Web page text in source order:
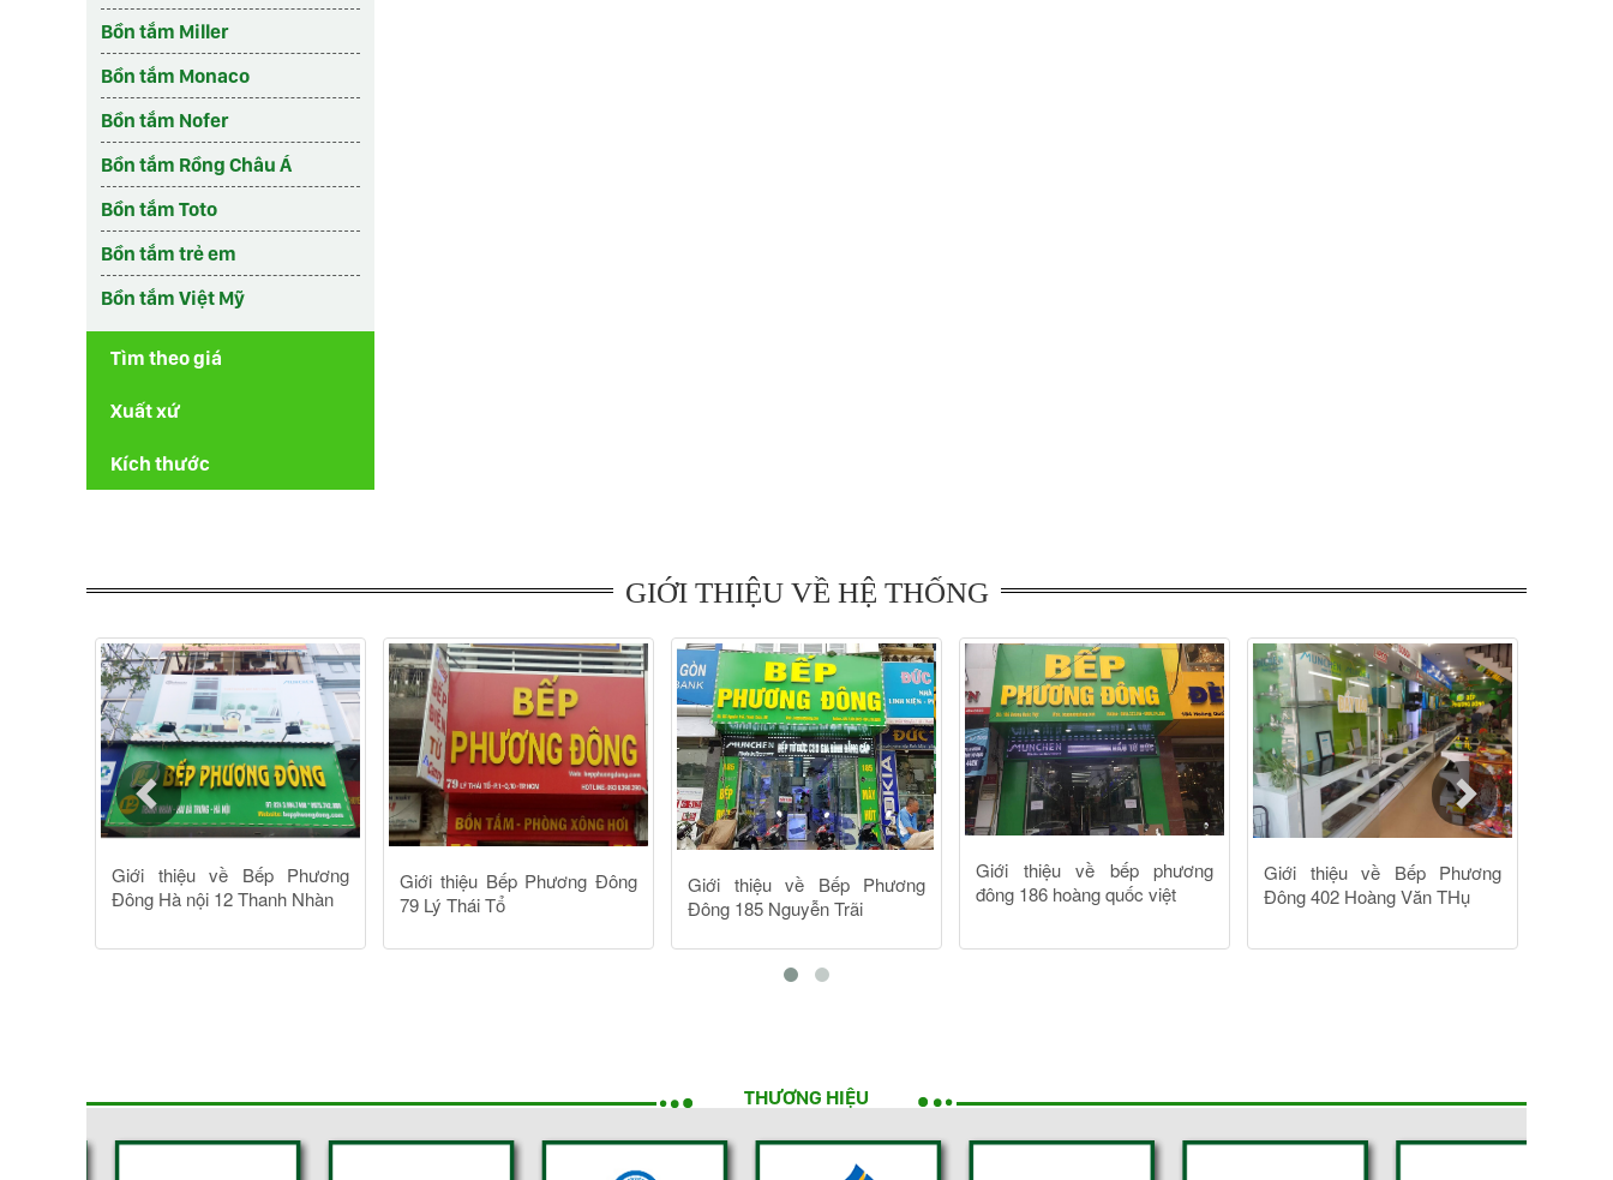
Bồn tắm Miller
Bồn tắm Monaco
Bồn tắm Nofer
Bồn tắm Rồng Châu Á
Bồn tắm Toto
Bồn tắm trẻ em
Bồn tắm Việt Mỹ
Tìm theo giá
Xuất xứ
Kích thước
THƯƠNG HIỆU